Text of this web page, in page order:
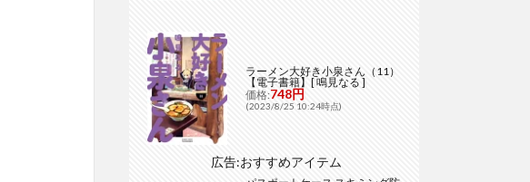
ラーメン大好き小泉さん（11）
【電子書籍】[ 鳴見なる ]
価格:748円
(2023/8/25 10:24時点)
広告:おすすめアイテム